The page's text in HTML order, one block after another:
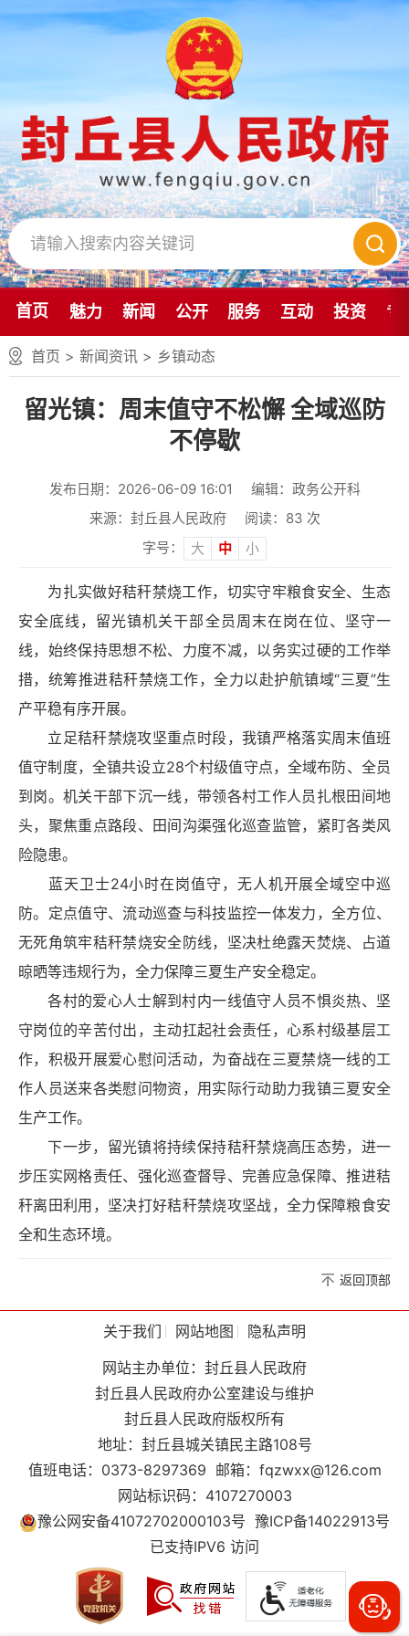
首页 魅力 新闻 公开 服务 互动 投资 专
首页 > 新闻资讯 > 乡镇动态
留光镇：周末值守不松懈 全域巡防
不停歇
发布日期：2026-06-09 16:01
编辑：政务公开科
来源：封丘县人民政府
阅读： 83 次
字号：
大 中 小
为扎实做好秸秆禁烧工作，切实守牢粮食安全、生态
安全底线，留光镇机关干部全员周末在岗在位、坚守一
线，始终保持思想不松、力度不减，以务实过硬的工作举
措，统筹推进秸秆禁烧工作，全力以赴护航镇域“三夏”生
产平稳有序开展。
立足秸秆禁烧攻坚重点时段，我镇严格落实周末值班
值守制度，全镇共设立28个村级值守点，全域布防、全员
到岗。机关干部下沉一线，带领各村工作人员扎根田间地
头，聚焦重点路段、田间沟渠强化巡查监管，紧盯各类风
险隐患。
蓝天卫士24小时在岗值守，无人机开展全域空中巡
防。定点值守、流动巡查与科技监控一体发力，全方位、
无死角筑牢秸秆禁烧安全防线，坚决杜绝露天焚烧、占道
晾晒等违规行为，全力保障三夏生产安全稳定。
各村的爱心人士解到村内一线值守人员不惧炎热、坚
守岗位的辛苦付出，主动扛起社会责任，心系村级基层工
作，积极开展爱心慰问活动，为奋战在三夏禁烧一线的工
作人员送来各类慰问物资，用实际行动助力我镇三夏安全
生产工作。
下一步，留光镇将持续保持秸秆禁烧高压态势，进一
步压实网格责任、强化巡查督导、完善应急保障、推进秸
秆离田利用，坚决打好秸秆禁烧攻坚战，全力保障粮食安
全和生态环境。
返回顶部
关于我们 网站地图
隐私声明
网站主办单位：封丘县人民政府
封丘县人民政府办公室建设与维护
封丘县人民政府版权所有
地址：封丘县城关镇民主路108号
值班电话：0373-8297369 邮箱：fqzwxx@126.com
网站标识码：4107270003
豫公网安备41072702000103号 豫ICP备14022913号
已支持IPV6 访问